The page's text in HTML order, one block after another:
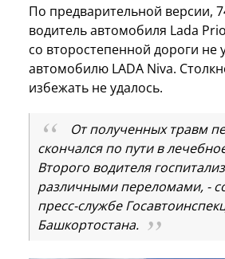
По предварительной версии,
водитель автомобиля Lada
со второстепенной дороги не
автомобилю LADA Niva.
избежать не удалось.
От полученных травм
скончался по пути в
Второго водителя
различными переломами, -
пресс-службе
Башкортостана.